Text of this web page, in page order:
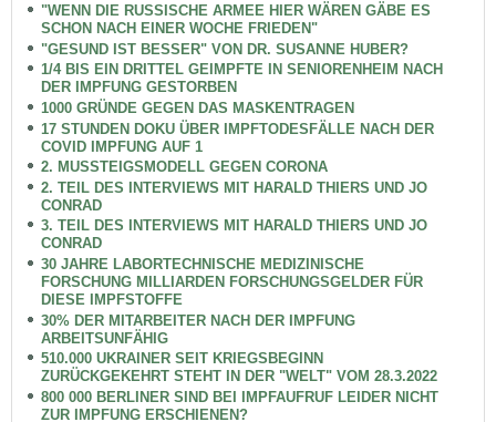
"WENN DIE RUSSISCHE ARMEE HIER WÄREN GÄBE ES
SCHON NACH EINER WOCHE FRIEDEN"
"GESUND IST BESSER" VON DR. SUSANNE HUBER?
1/4 BIS EIN DRITTEL GEIMPFTE IN SENIORENHEIM NACH
DER IMPFUNG GESTORBEN
1000 GRÜNDE GEGEN DAS MASKENTRAGEN
17 STUNDEN DOKU ÜBER IMPFTODESFÄLLE NACH DER
COVID IMPFUNG AUF 1
2. MUSSTEIGSMODELL GEGEN CORONA
2. TEIL DES INTERVIEWS MIT HARALD THIERS UND JO
CONRAD
3. TEIL DES INTERVIEWS MIT HARALD THIERS UND JO
CONRAD
30 JAHRE LABORTECHNISCHE MEDIZINISCHE
FORSCHUNG MILLIARDEN FORSCHUNGSGELDER FÜR
DIESE IMPFSTOFFE
30% DER MITARBEITER NACH DER IMPFUNG
ARBEITSUNFÄHIG
510.000 UKRAINER SEIT KRIEGSBEGINN
ZURÜCKGEKEHRT STEHT IN DER "WELT" VOM 28.3.2022
800 000 BERLINER SIND BEI IMPFAUFRUF LEIDER NICHT
ZUR IMPFUNG ERSCHIENEN?